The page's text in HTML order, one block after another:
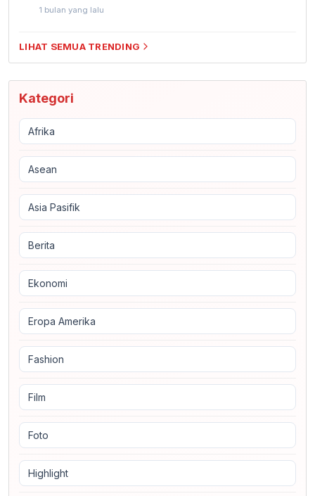
1 bulan yang lalu
LIHAT SEMUA TRENDING
Kategori
Afrika
Asean
Asia Pasifik
Berita
Ekonomi
Eropa Amerika
Fashion
Film
Foto
Highlight